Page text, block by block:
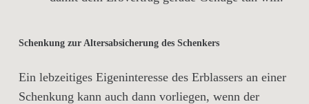
Schenkung zur Altersabsicherung des Schenkers
Ein lebzeitiges Eigeninteresse des Erblassers an einer
Schenkung kann auch dann vorliegen, wenn der